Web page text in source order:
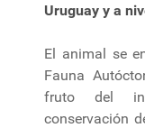
Uruguay y a
El animal se
Fauna
fruto del
conservación